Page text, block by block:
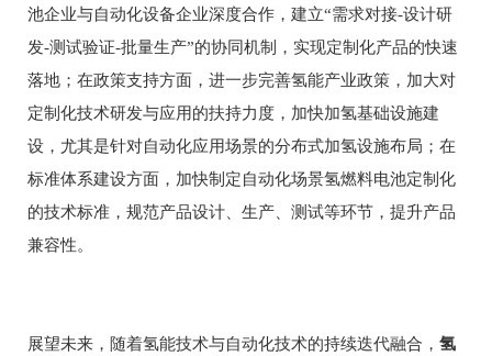
池企业与自动化设备企业深度合作，建立“需求对接-设计研
发-测试验证-批量生产”的协同机制，实现定制化产品的快速
落地；在政策支持方面，进一步完善氢能产业政策，加大对
定制化技术研发与应用的扶持力度，加快加氢基础设施建
设，尤其是针对自动化应用场景的分布式加氢设施布局；在
标准体系建设方面，加快制定自动化场景氢燃料电池定制化
的技术标准，规范产品设计、生产、测试等环节，提升产品
兼容性。
展望未来，随着氢能技术与自动化技术的持续迭代融合， 氢